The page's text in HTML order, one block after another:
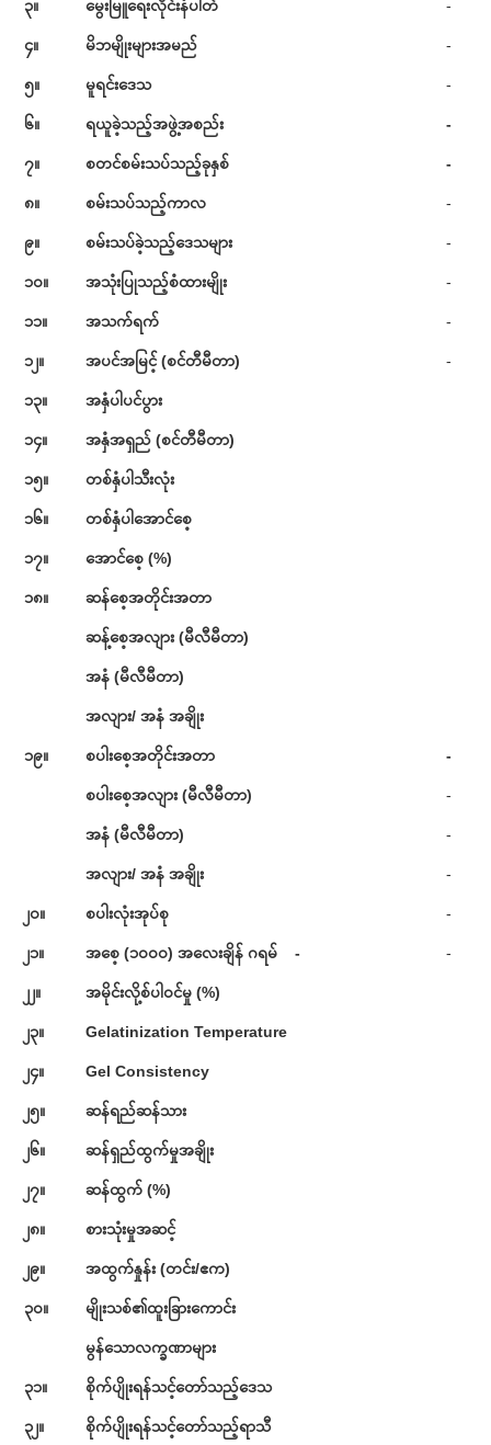
၃။ မွေးမြူရေးလိုင်းနံပါတ် -
၄။ မိဘမျိုးများအမည် -
၅။ မူရင်းဒေသ -
၆။ ရယူခဲ့သည့်အဖွဲ့အစည်း -
၇။ စတင်စမ်းသပ်သည့်ခုနှစ် -
၈။ စမ်းသပ်သည့်ကာလ -
၉။ စမ်းသပ်ခဲ့သည့်ဒေသများ -
၁၀။ အသုံးပြုသည့်စံထားမျိုး -
၁၁။ အသက်ရက် -
၁၂။ အပင်အမြင့် (စင်တီမီတာ) -
၁၃။ အနှံပါပင်ပွား
၁၄။ အနှံအရှည် (စင်တီမီတာ)
၁၅။ တစ်နှံပါသီးလုံး
၁၆။ တစ်နှံပါအောင်စေ့
၁၇။ အောင်စေ့ (%)
၁၈။ ဆန်စေ့အတိုင်းအတာ
ဆန့်စေ့အလျား (မီလီမီတာ)
အနံ (မီလီမီတာ)
အလျား/ အနံ အချိုး
၁၉။ စပါးစေ့အတိုင်းအတာ -
စပါးစေ့အလျား (မီလီမီတာ) -
အနံ (မီလီမီတာ) -
အလျား/ အနံ အချိုး -
၂၀။ စပါးလုံးအုပ်စု -
၂၁။ အစေ့ (၁၀၀၀) အလေးချိန် ဂရမ် - -
၂၂။ အမိုင်းလို့စ်ပါဝင်မှု (%)
၂၃။ Gelatinization Temperature
၂၄။ Gel Consistency
၂၅။ ဆန်ရည်ဆန်သား
၂၆။ ဆန်ရှည်ထွက်မှုအချိုး
၂၇။ ဆန်ထွက် (%)
၂၈။ စားသုံးမှုအဆင့်
၂၉။ အထွက်နှုန်း (တင်း/ဧက)
၃၀။ မျိုးသစ်၏ထူးခြားကောင်း
မွန်သောလက္ခဏာများ
၃၁။ စိုက်ပျိုးရန်သင့်တော်သည့်ဒေသ
၃၂။ စိုက်ပျိုးရန်သင့်တော်သည့်ရာသီ